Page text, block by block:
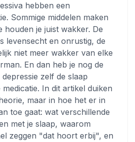
hebben een
Sommige middelen maken
houden je juist wakker. De
levensecht en onrustig, de
niet meer wakker van elke
En dan heb je nog de
zelf de slaap
In dit artikel duiken
maar in hoe het er in
toe gaat: wat verschillende
met je slaap, waarom
zeggen "dat hoort erbij", en